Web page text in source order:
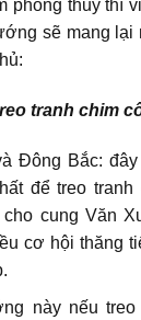
phong thủy thì
sẽ mang lại
tranh chim
Đông Bắc:
để treo tranh
cung Văn
cơ hội thăng
này nếu